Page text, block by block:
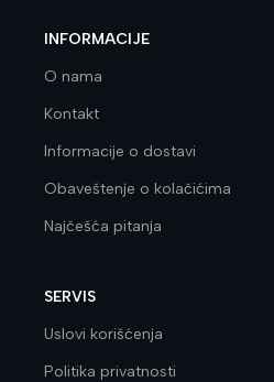
INFORMACIJE
O nama
Kontakt
Informacije o dostavi
Obaveštenje o kolačićima
Najčešća pitanja
SERVIS
Uslovi korišćenja
Politika privatnosti